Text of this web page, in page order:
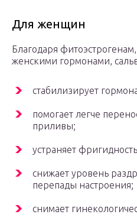
Для женщин
Благодаря
женскими гормонами,
стабилизирует
помогает легче
приливы;
устраняет
снижает уровень
перепады настроения;
снимает